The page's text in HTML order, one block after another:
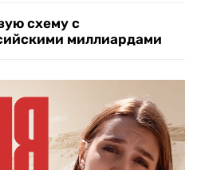
схему с
миллиардами